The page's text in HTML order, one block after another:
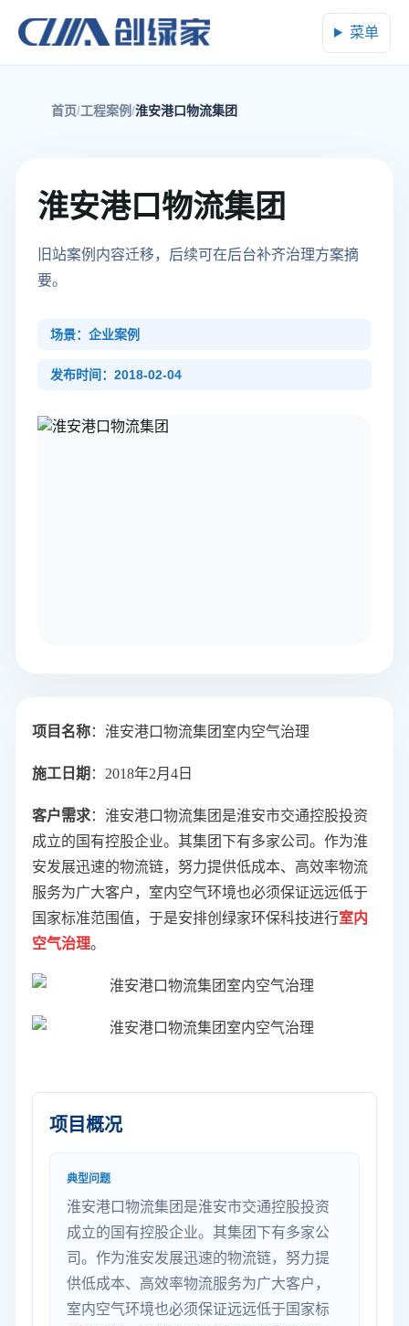
菜单
首页 工程案例 淮安港口物流集团
淮安港口物流集团
旧站案例内容迁移，后续可在后台补齐治理方案摘
要。
场景：企业案例
发布时间：2018-02-04
项目名称： 淮安港口物流集团室内空气治理
施工日期 ：2018年2月4日
客户需求：淮安港口物流集团是淮安市交通控股投资
成立的国有控股企业。其集团下有多家公司。作为淮
安发展迅速的物流链，努力提供低成本、高效率物流
服务为广大客户，室内空气环境也必须保证远远低于
国家标准范围值，于是安排创绿家环保科技进行室内
空气治理。
项目概况
典型问题
淮安港口物流集团是淮安市交通控股投资
成立的国有控股企业。其集团下有多家公
司。作为淮安发展迅速的物流链，努力提
供低成本、高效率物流服务为广大客户，
室内空气环境也必须保证远远低于国家标